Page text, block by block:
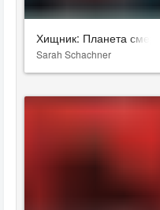
Хищник: Планета смерти
Sarah Schachner